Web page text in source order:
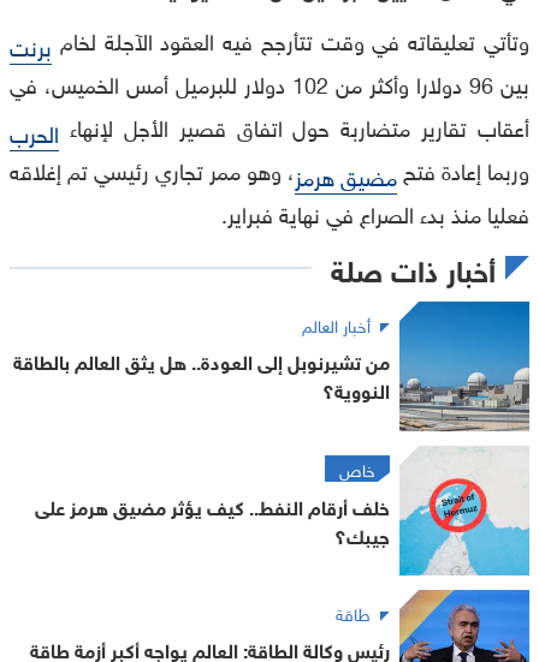
وتأتي تعليقاته في وقت تتأرجح فيه العقود الآجلة لخام برنت
بين 96 دولارا وأكثر من 102 دولار للبرميل أمس الخميس، في
أعقاب تقارير متضاربة حول اتفاق قصير الأجل لإنهاء الحرب
وربما إعادة فتحمضيق هرمز، وهو ممر تجاري رئيسي تم إغلاقه
فعليا منذ بدء الصراع في نهاية فبراير.
أخبار ذات صلة
أخبار العالم
من تشيرنوبل إلى العودة.. هل يثق العالم بالطاقة
النووية؟
خاص
خلف أرقام النفط.. كيف يؤثر مضيق هرمز على
جيبك؟
طاقة
رئيس وكالة الطاقة: العالم يواجه أكبر أزمة طاقة